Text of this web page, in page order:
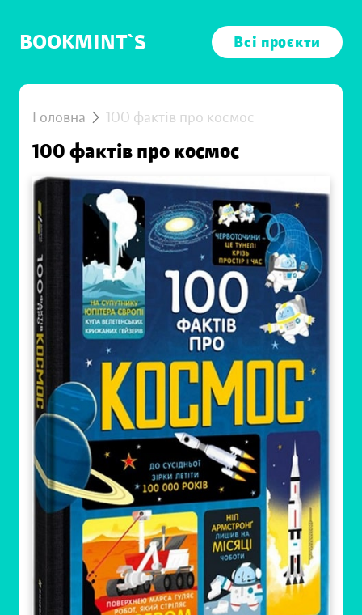
BOOKMINT`S Всі проєкти
Головна 100 фактів про космос
100 фактів про космос